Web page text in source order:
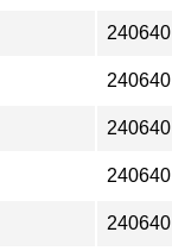
240640
240640
240640
240640
240640